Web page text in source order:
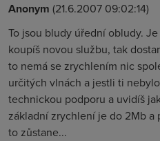
Anonym (21.6.2007 09:02:14)
To jsou bludy úřední obludy.
koupíš novou službu, tak
to nemá se zrychlením nic
určitých vlnách a jestli ti
technickou podporu a uvidíš
základní zrychlení je do 2Mb
to zůstane...